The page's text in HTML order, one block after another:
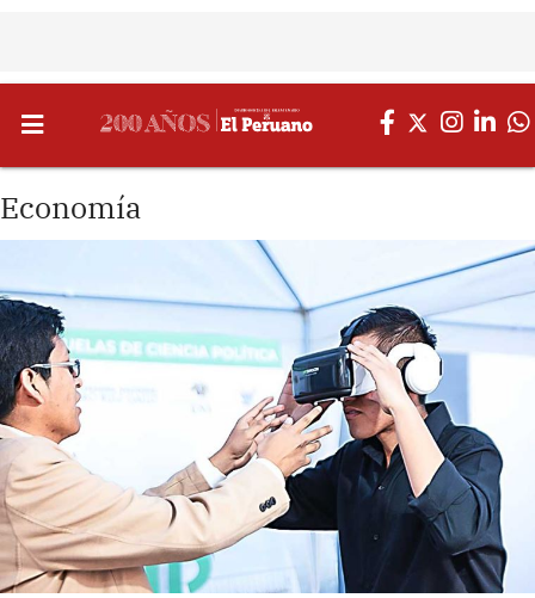
Economía